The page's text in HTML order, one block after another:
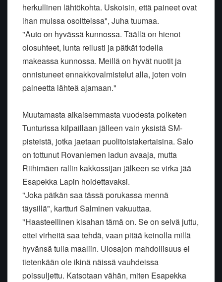
herkullinen lähtökohta. Uskoisin, että paineet ovat
ihan muissa osoitteissa", Juha tuumaa.
"Auto on hyvässä kunnossa. Täällä on hienot
olosuhteet, lunta reilusti ja pätkät todella
makeassa kunnossa. Meillä on hyvät nuotit ja
onnistuneet ennakkovalmistelut alla, joten voin
paineetta lähteä ajamaan."
Muutamasta aikaisemmasta vuodesta poiketen
Tunturissa kilpaillaan jälleen vain yksistä SM-
pisteistä, jotka jaetaan puolitoistakertaisina. Salo
on tottunut Rovaniemen ladun avaaja, mutta
Riihimäen rallin kakkossijan jälkeen se virka jää
Esapekka Lapin hoidettavaksi.
"Joka pätkän saa tässä porukassa mennä
täysillä", kartturi Salminen vakuuttaa.
"Haasteellinen kisahan tämä on. Se on selvä juttu,
ettei virheitä saa tehdä, vaan pitää keinolla millä
hyvänsä tulla maaliin. Ulosajon mahdollisuus ei
tietenkään ole ikinä näissä vauhdeissa
poissuljettu. Katsotaan vähän, miten Esapekka